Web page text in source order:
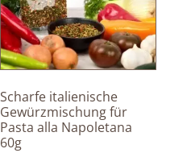
Scharfe italienische
Gewürzmischung für
Pasta alla Napoletana
60g